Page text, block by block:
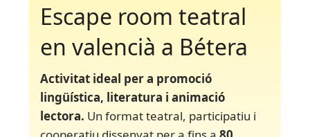
Escape room teatral
en valencià a Bétera
Activitat ideal per a promoció
lingüística, literatura i animació
lectora. Un format teatral, participatiu i